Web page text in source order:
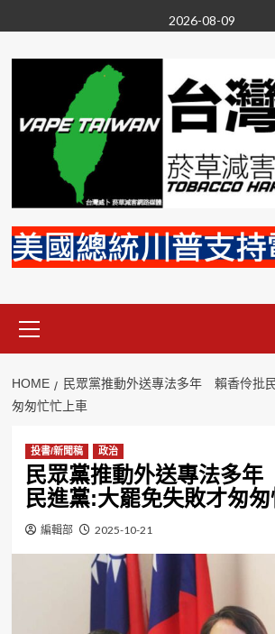
to
content
2026-08-09
Menu
HOME
民眾黨推動外送專法多年 賴香伶批
匆匆忙忙上車
投書/新聞稿 政治
民眾黨推動外送專法多
民進黨:大罷免失敗才匆
編輯部 2025-10-21